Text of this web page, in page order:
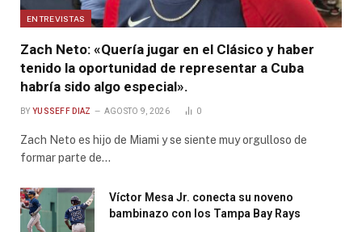
ENTREVISTAS
Zach Neto: «Quería jugar en el Clásico y haber
tenido la oportunidad de representar a Cuba
habría sido algo especial».
BY YUSSEFF DIAZ AGOSTO 9, 2026 0
Zach Neto es hijo de Miami y se siente muy orgulloso de
formar parte de…
Víctor Mesa Jr. conecta su noveno
bambinazo con los Tampa Bay Rays